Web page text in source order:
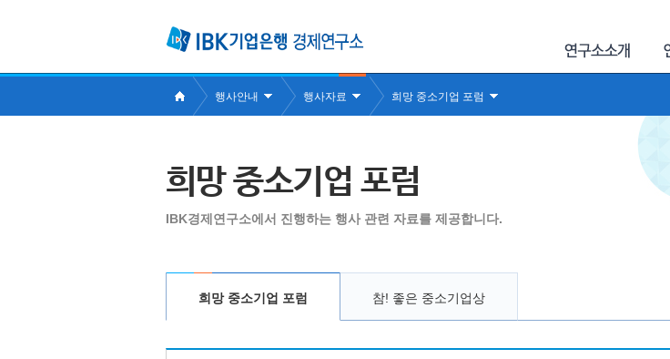
행사안내 행사자료 희망 중소기업 포럼
희망 중소기업 포럼
IBK경제연구소에서 진행하는 행사 관련 자료를 제공합니다.
희망 중소기업 포럼 참! 좋은 중소기업상